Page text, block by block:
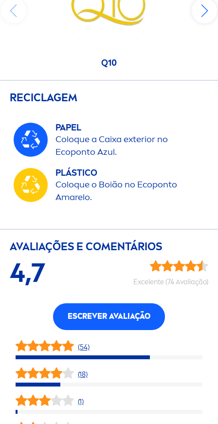
Q10
RECICLAGEM
PAPEL
Coloque a Caixa exterior no
Ecoponto Azul.
PLÁSTICO
Coloque o Boião no Ecoponto
Amarelo.
AVALIAÇÕES E COMENTÁRIOS
4,7 Excelente (74 Avaliação)
ESCREVER AVALIAÇÃO
(54)
(18)
(1)